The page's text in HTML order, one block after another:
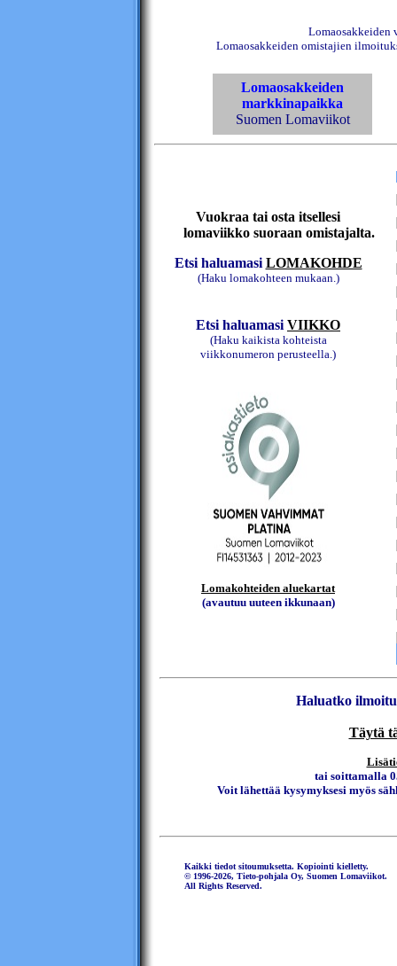
Lomaosakkeiden
Lomaosakkeiden omistajien
Lomaosakkeiden
markkinapaikka
Suomen Lomaviikot
Vuokraa tai osta itsellesi
lomaviikko suoraan omistajalta.
Etsi haluamasi LOMAKOHDE
(Haku lomakohteen mukaan.)
Etsi haluamasi VIIKKO
(Haku kaikista kohteista
viikkonumeron perusteella.)
Lomakohteiden aluekartat
(avautuu uuteen ikkunaan)
Haluatko
Täytä
tai soittamalla
Voit lähettää kysymyksesi myös
Kaikki tiedot sitoumuksetta. Kopiointi kielletty.
© 1996-2026, Tieto-pohjala Oy, Suomen Lomaviikot.
All Rights Reserved.